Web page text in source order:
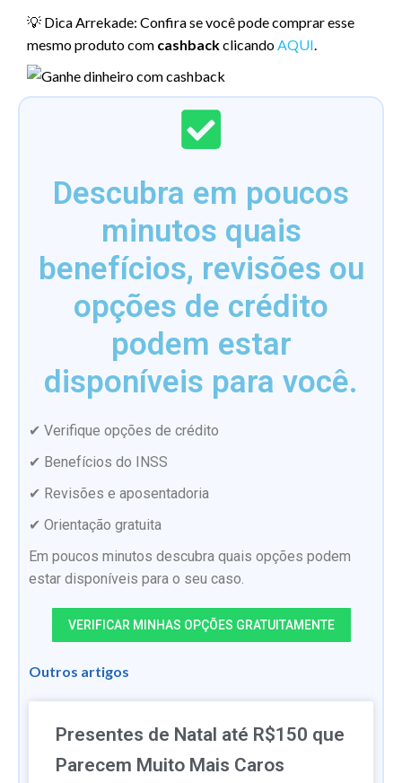
💡 Dica Arrekade: Confira se você pode comprar esse
mesmo produto com cashbackclicandoAQUI.
Descubra em poucos
minutos quais
benefícios, revisões ou
opções de crédito
podem estar
disponíveis para você.
✔ Verifique opções de crédito
✔ Benefícios do INSS
✔ Revisões e aposentadoria
✔ Orientação gratuita
Em poucos minutos descubra quais opções podem
estar disponíveis para o seu caso.
VERIFICAR MINHAS OPÇÕES GRATUITAMENTE
Outros artigos
Presentes de Natal até R$150 que
Parecem Muito Mais Caros